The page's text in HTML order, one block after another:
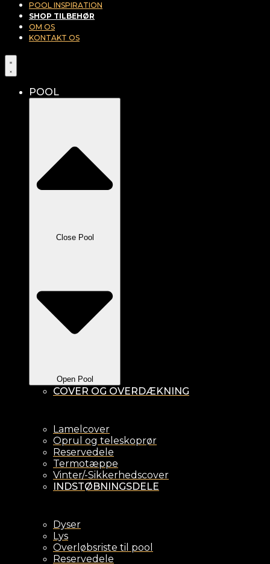
POOL INSPIRATION
SHOP TILBEHØR
OM OS
KONTAKT OS
POOL
Close Pool
Open Pool
COVER OG OVERDÆKNING
Lamelcover
Oprul og teleskoprør
Reservedele
Termotæppe
Vinter/-Sikkerhedscover
INDSTØBNINGSDELE
Dyser
Lys
Overløbsriste til pool
Reservedele